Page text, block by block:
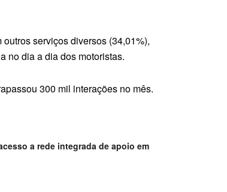
serviços diversos (34,01%),
no dia a dia dos motoristas.
300 mil interações no mês.
a rede integrada de apoio em